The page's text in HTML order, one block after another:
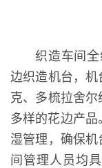
织造车间
边织造机台，
克、多梳拉舍
多样的花边产品
湿管理，确保
间管理人员均